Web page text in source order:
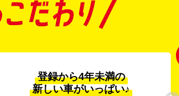
登録から4年未満の
新しい車がいっぱい♪